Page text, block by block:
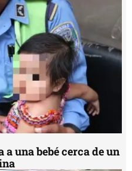
a una bebé cerca de un